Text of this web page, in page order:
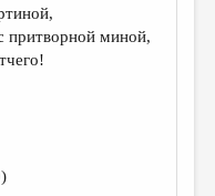
притворной миной,